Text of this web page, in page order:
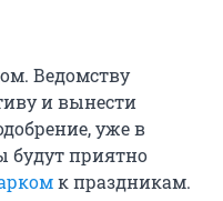
Ведомству
и вынести
уже в
будут приятно
к праздникам.